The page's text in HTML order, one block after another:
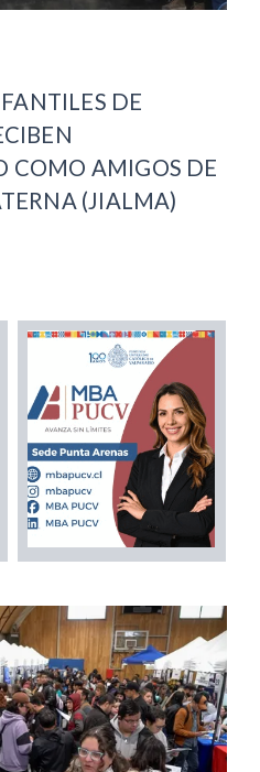
DE
COMO AMIGOS DE
(JIALMA)